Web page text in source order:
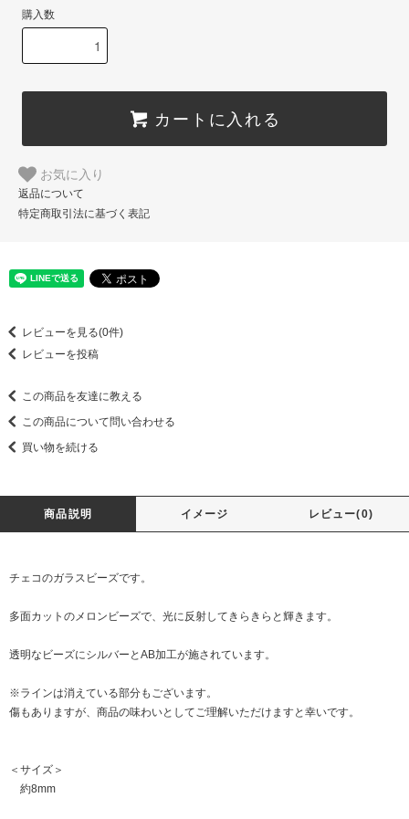
購入数
カートに入れる
お気に入り
返品について
特定商取引法に基づく表記
レビューを見る(0件)
レビューを投稿
この商品を友達に教える
この商品について問い合わせる
買い物を続ける
商品説明 イメージ レビュー(0)
チェコのガラスビーズです。
多面カットのメロンビーズで、光に反射してきらきらと輝きます。
透明なビーズにシルバーとAB加工が施されています。
※ラインは消えている部分もございます。
傷もありますが、商品の味わいとしてご理解いただけますと幸いです。
＜サイズ＞
約8mm